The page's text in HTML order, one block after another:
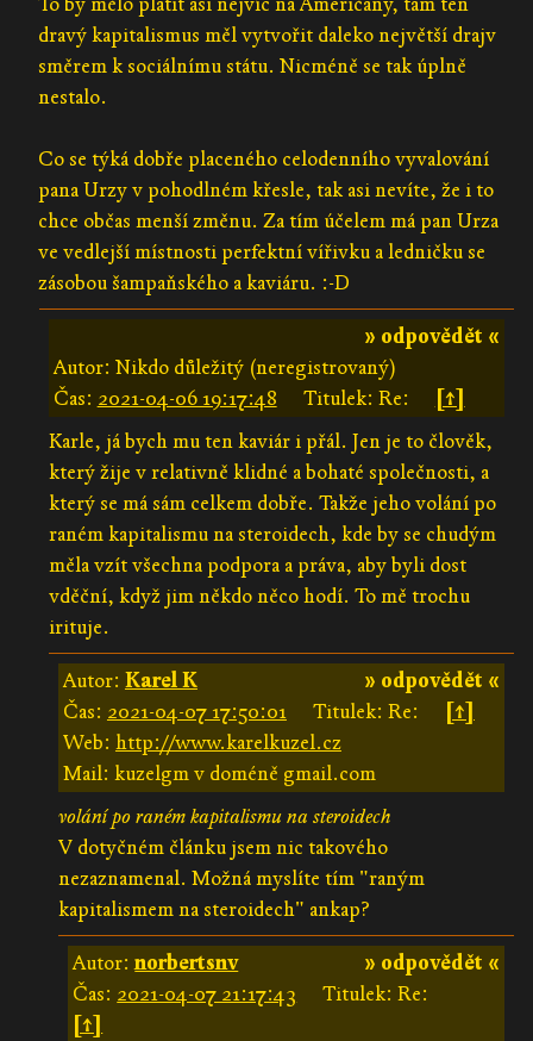
dravý kapitalismus měl vytvořit daleko největší drajv
směrem k sociálnímu státu. Nicméně se tak úplně
nestalo.
Co se týká dobře placeného celodenního vyvalování
pana Urzy v pohodlném křesle, tak asi nevíte, že i to
chce občas menší změnu. Za tím účelem má pan Urza
ve vedlejší místnosti perfektní vířivku a ledničku se
zásobou šampaňského a kaviáru. :-D
» odpovědět «
Autor: Nikdo důležitý (neregistrovaný)
Čas: 2021-04-06 19:17:48 Titulek: Re:
[↑]
Karle, já bych mu ten kaviár i přál. Jen je to člověk,
který žije v relativně klidné a bohaté společnosti, a
který se má sám celkem dobře. Takže jeho volání po
raném kapitalismu na steroidech, kde by se chudým
měla vzít všechna podpora a práva, aby byli dost
vděční, když jim někdo něco hodí. To mě trochu
irituje.
» odpovědět «
Autor: Karel K
Čas: 2021-04-07 17:50:01 Titulek: Re:
[↑]
Web: http://www.karelkuzel.cz
Mail: kuzelgm v doméně gmail.com
volání po raném kapitalismu na steroidech
V dotyčném článku jsem nic takového
nezaznamenal. Možná myslíte tím "raným
kapitalismem na steroidech" ankap?
» odpovědět «
Autor:norbertsnv
Čas: 2021-04-07 21:17:43
Titulek: Re:
[↑]